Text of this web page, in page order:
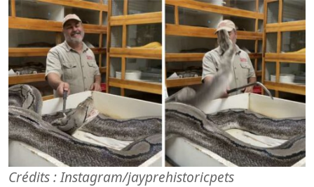
Crédits : Instagram/jayprehistoricpets